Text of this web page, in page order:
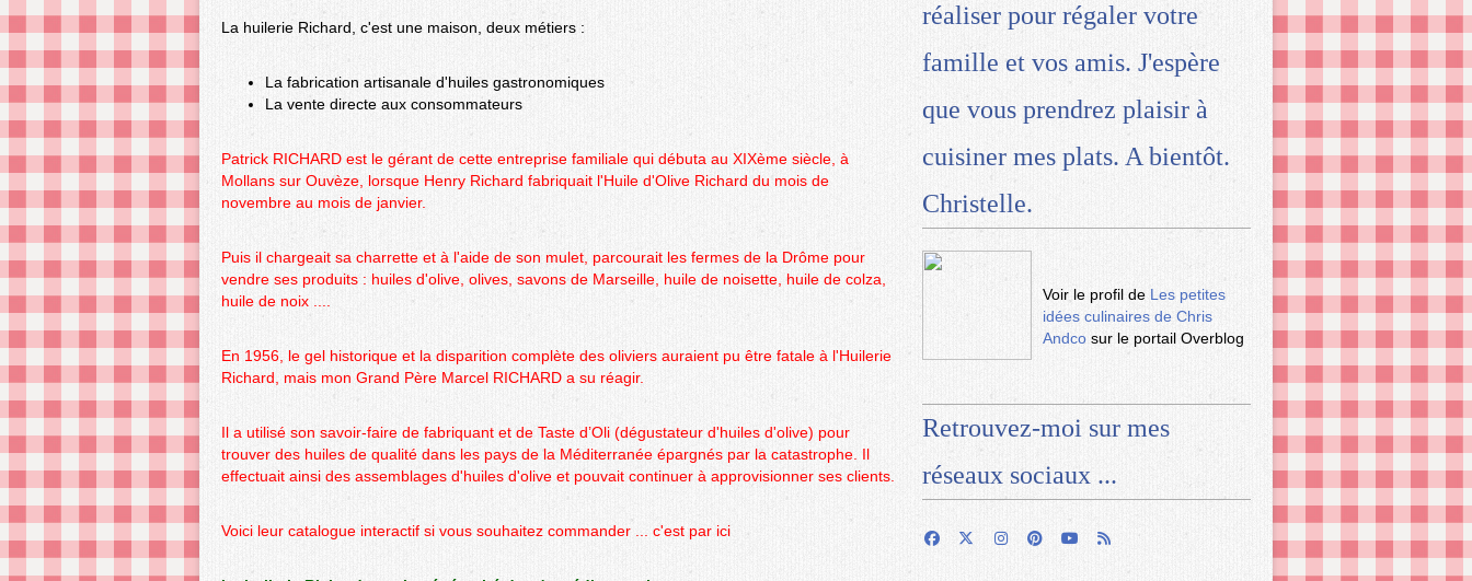
La huilerie Richard, c'est une maison, deux métiers :
La fabrication artisanale d'huiles gastronomiques
La vente directe aux consommateurs
Patrick RICHARD est le gérant de cette entreprise familiale qui débuta au XIXème siècle, à
Mollans sur Ouvèze, lorsque Henry Richard fabriquait l'Huile d'Olive Richard du mois de
novembre au mois de janvier.
Puis il chargeait sa charrette et à l'aide de son mulet, parcourait les fermes de la Drôme pour
vendre ses produits : huiles d'olive, olives, savons de Marseille, huile de noisette, huile de colza,
huile de noix ....
En 1956, le gel historique et la disparition complète des oliviers auraient pu être fatale à l'Huilerie
Richard, mais mon Grand Père Marcel RICHARD a su réagir.
Il a utilisé son savoir-faire de fabriquant et de Taste d’Oli (dégustateur d'huiles d'olive) pour
trouver des huiles de qualité dans les pays de la Méditerranée épargnés par la catastrophe. Il
effectuait ainsi des assemblages d'huiles d'olive et pouvait continuer à approvisionner ses clients.
Voici leur catalogue interactif si vous souhaitez commander ... c'est par ici
réaliser pour régaler votre
famille et vos amis. J'espère
que vous prendrez plaisir à
cuisiner mes plats. A bientôt.
Christelle.
Voir le profil de Les petites
idées culinaires de Chris
Andco sur le portail Overblog
Retrouvez-moi sur mes
réseaux sociaux ...